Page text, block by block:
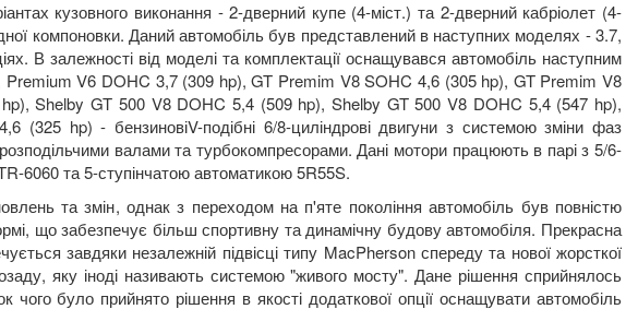
кузовного виконання - 2-дверний купе (4-міст.) та 2-дверний кабріолет (4-
компоновки. Даний автомобіль був представлений в наступних моделях - 3.7,
В залежності від моделі та комплектації оснащувався автомобіль наступним
V6 DOHC 3,7 (309 hp), GT Premim V8 SOHC 4,6 (305 hp), GT Premim V8
Shelby GT 500 V8 DOHC 5,4 (509 hp), Shelby GT 500 V8 DOHC 5,4 (547 hp),
hp) - бензиновіV-подібні 6/8-циліндрові двигуни з системою зміни фаз
валами та турбокомпресорами. Дані мотори працюють в парі з 5/6-
6060 та 5-ступінчатою автоматикою 5R55S.
та змін, однак з переходом на п'яте покоління автомобіль був повністю
що забезпечує більш спортивну та динамічну будову автомобіля. Прекрасна
завдяки незалежній підвісці типу MacPherson спереду та нової жорсткої
яку іноді називають системою "живого мосту". Дане рішення сприйнялось
було прийнято рішення в якості додаткової опції оснащувати автомобіль